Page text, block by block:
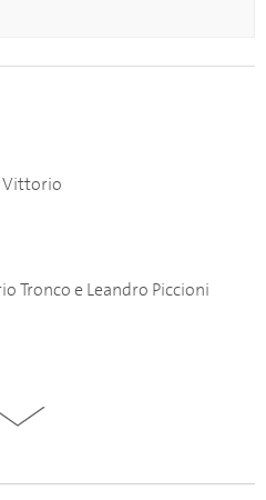
Vittorio
Tronco e Leandro Piccioni